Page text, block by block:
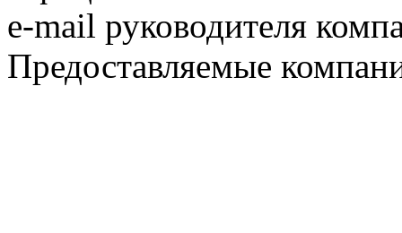
e-mail руководителя
Предоставляемые